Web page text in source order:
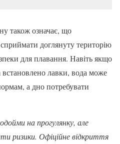
також означає, що
доглянуту територію
для плавання. Навіть якщо
встановлено лавки, вода може
а дно потребувати
на прогулянку, але
ризики. Офіційне відкриття